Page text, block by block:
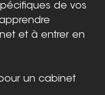
de vos
et à entrer en
un cabinet